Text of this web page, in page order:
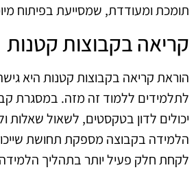
תומכת ומעודדת, שמסייעת בפיתוח
קריאה בקבוצות קטנות
הוראת קריאה בקבוצות קטנות היא
לתלמידים ללמוד זה מזה. במסגרת
יכולים לדון בטקסטים, לשאול שאלות
הלמידה בקבוצה מספקת תחושת
לקחת חלק פעיל יותר בתהליך